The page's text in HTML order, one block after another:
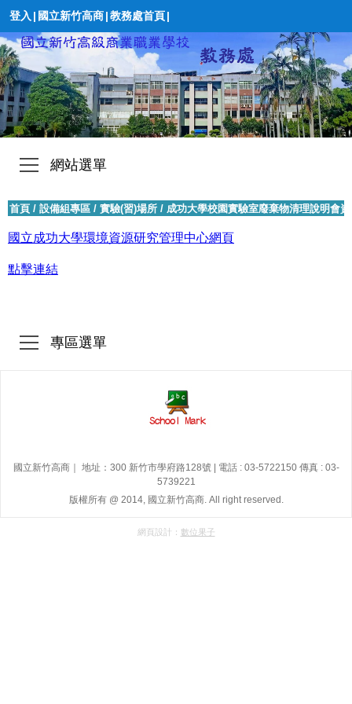
登入 | 國立新竹高商|教務處首頁|
網站選單
首頁 / 設備組專區 / 實驗(習)場所 / 成功大學校園實驗室廢棄物清理說明會
國立成功大學環境資源研究管理中心網頁
點擊連結
專區選單
國立新竹高商｜ 地址：300 新竹市學府路128號 | 電話 : 03-5722150 傳真 : 03-
5739221
版權所有 @ 2014, 國立新竹高商. All right reserved.
網頁設計： 數位果子